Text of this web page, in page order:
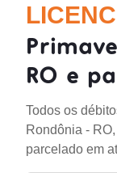
RO e
Todos os
Rondônia -
parcelado em